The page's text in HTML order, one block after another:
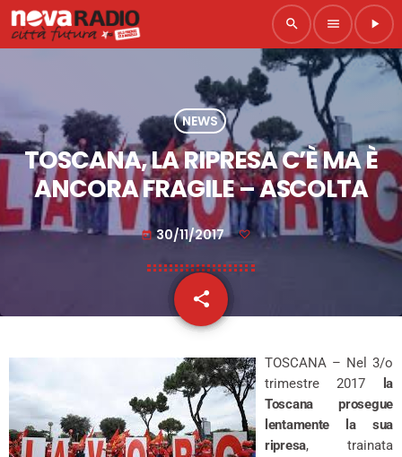
search menu play_arrow
NEWS
TOSCANA, LA RIPRESA C’È MA È
ANCORA FRAGILE – ASCOLTA
today 30/11/2017
share
email
TOSCANA – Nel 3/o
trimestre 2017 la
Toscana prosegue
lentamente la sua
ripresa, trainata